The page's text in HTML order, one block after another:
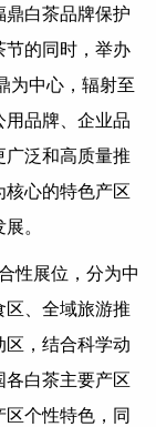
鼎白茶品牌保护
节的同时，举办
为中心，辐射至
用品牌、企业品
广泛和高质量推
核心的特色产区
。
性展位，分为中
区、全域旅游推
区，结合科学动
各白茶主要产区
个性特色，同